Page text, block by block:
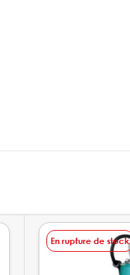
En rupture de stock